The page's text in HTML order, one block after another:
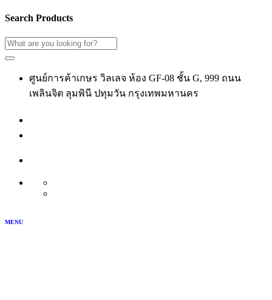
Search Products
ศูนย์การค้าเกษร วิลเลจ ห้อง GF-08 ชั้น G, 999 ถนน
เพลินจิต ลุมพินี ปทุมวัน กรุงเทพมหานคร
MENU